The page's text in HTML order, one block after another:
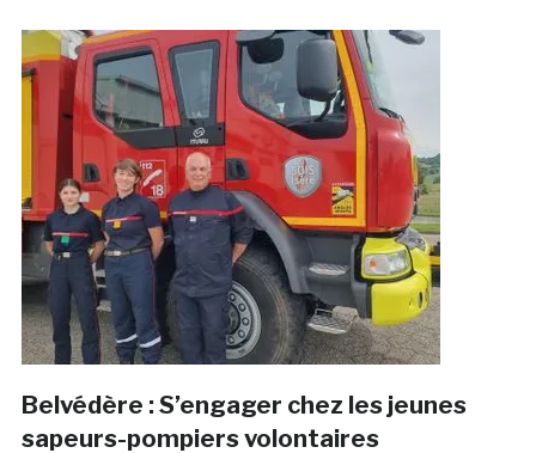
Belvédère : S’engager chez les jeunes
sapeurs-pompiers volontaires